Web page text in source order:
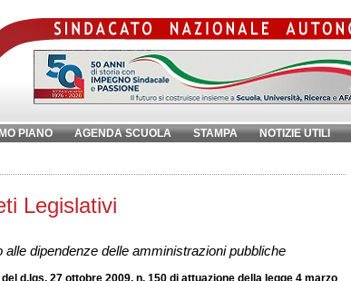
PIANO AGENDA SCUOLA STAMPA NOTIZIE UTILI
Legislativi
dipendenze delle amministrazioni pubbliche
d.lgs. 27 ottobre 2009, n. 150 di attuazione della legge 4 marzo